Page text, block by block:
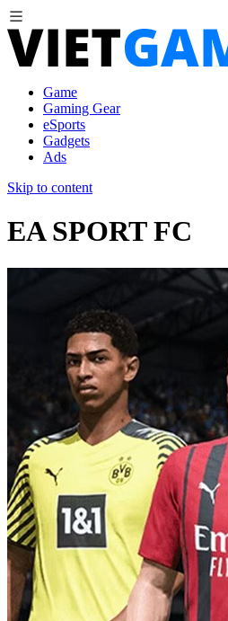
Game
Gaming Gear
eSports
Gadgets
Ads
Skip to content
EA SPORT FC